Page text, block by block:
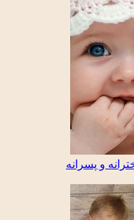
و پسرانه